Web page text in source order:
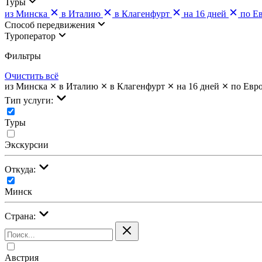
из Минска
в Италию в Клагенфурт на 16 дней
по
Cпособ передвижения
Туроператор
Фильтры
Очистить всё
из Минска
в Италию в Клагенфурт на 16 дней
по
Тип услуги:
Туры
Экскурсии
Откуда:
Минск
Страна:
Австрия